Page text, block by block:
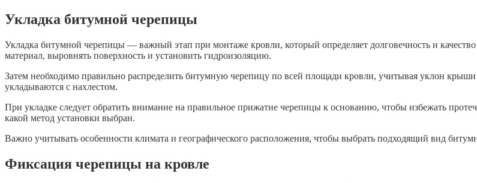
Укладка битумной черепицы
Укладка битумной черепицы — важный этап при монтаже кровли, который определяет долговечность и
материал, выровнять поверхность и установить гидроизоляцию.
Затем необходимо правильно распределить битумную черепицу по всей площади кровли, учитывая уклон
укладываются с нахлестом.
При укладке следует обратить внимание на правильное прижатие черепицы к основанию, чтобы избежать
какой метод установки выбран.
Важно учитывать особенности климата и географического расположения, чтобы выбрать подходящий вид
Фиксация черепицы на кровле